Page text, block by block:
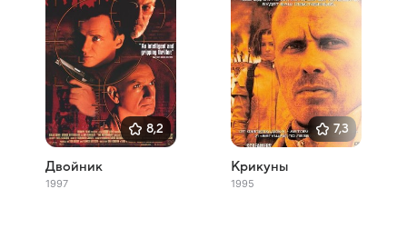
8,2
Двойник
1997
7,3
Крикуны
1995